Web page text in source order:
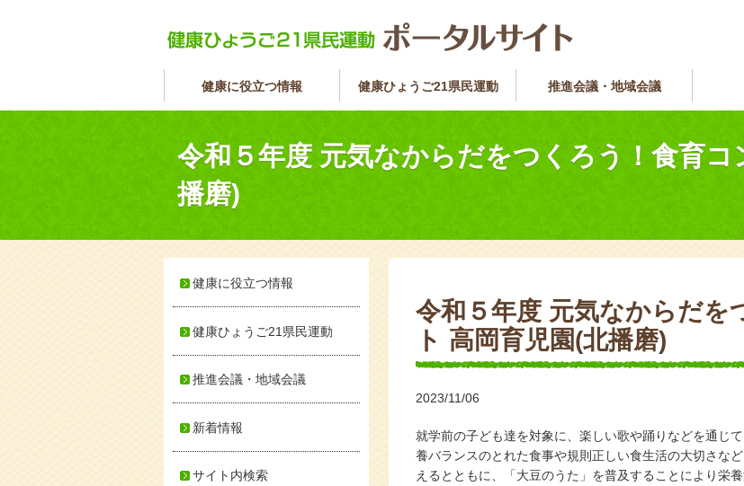
健康に役立つ情報 健康ひょうご21県民運動 推進会議・地域会議
令和５年度 元気なからだをつくろう！食育
播磨)
令和５年度 元気なからだを
ト 高岡育児園(北播磨)
2023/11/06
就学前の子ども達を対象に、楽しい歌や踊りなどを通じ
養バランスのとれた食事や規則正しい食生活の大切さな
えるとともに、「大豆のうた」を普及することにより栄
健康に役立つ情報
健康ひょうご21県民運動
推進会議・地域会議
新着情報
サイト内検索